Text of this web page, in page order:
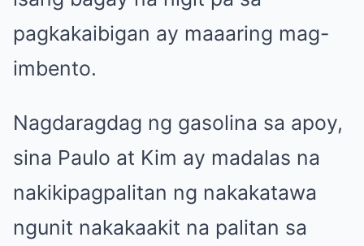
pagkakaibigan ay maaaring mag-
imbento.
Nagdaragdag ng gasolina sa apoy,
sina Paulo at Kim ay madalas na
nakikipagpalitan ng nakakatawa
ngunit nakakaakit na palitan sa